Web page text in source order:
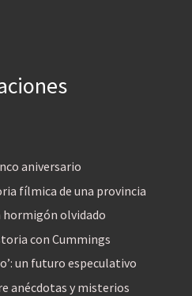
aniversario
fílmica de una provincia
hormigón olvidado
con Cummings
un futuro especulativo
anécdotas y misterios